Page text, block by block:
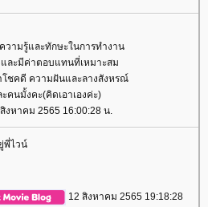
ามรู้และทักษะในการทำงาน
ละมีค่าตอบแทนที่เหมาะสม
ชคดี ความฝันและลางสังหรณ์
นมั้งคะ(คิดเอาเองค่ะ)
งหาคม 2565 16:00:28 น.
พี่ไวน์
12 สิงหาคม 2565 19:18:28